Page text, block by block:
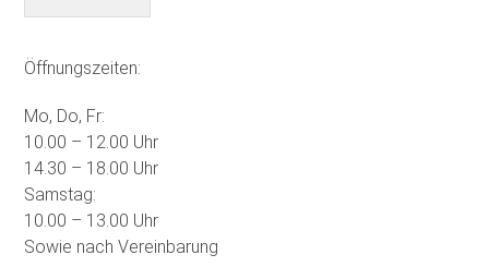
Öffnungszeiten:
Mo, Do, Fr:
10.00 – 12.00 Uhr
14.30 – 18.00 Uhr
Samstag:
10.00 – 13.00 Uhr
Sowie nach Vereinbarung